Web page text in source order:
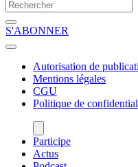
S'ABONNER
Autorisation de
Mentions légales
CGU
Politique de
Participe
Actus